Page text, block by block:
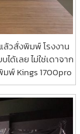
ล้วสั่งพิมพ์ โรงงาน
ด้เลย ไม่ใช่เดาจาก
มพ์ Kings 1700pro